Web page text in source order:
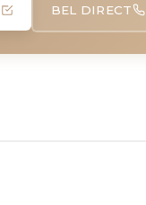
BEL DIRECT